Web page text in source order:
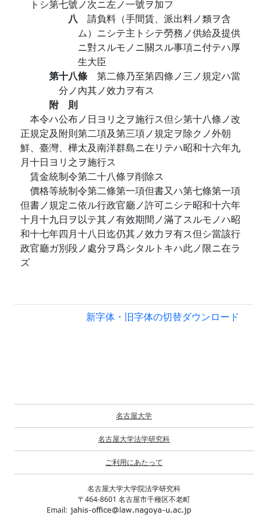
トシ第七號ノ次ニ左ノ一號ヲ加フ
八 請負料（手間賃、派出料ノ類ヲ含
ム）ニシテ主トシテ勞務ノ供給及提供
ニ對スルモノニ關スル事項ニ付テハ厚
生大臣
第十八條 第二條乃至第四條ノ三ノ規定ハ當
分ノ內其ノ效力ヲ有ス
附 則
本令ハ公布ノ日ヨリ之ヲ施行ス但シ第十八條ノ改
正規定及附則第二項及第三項ノ規定ヲ除クノ外朝
鮮、臺灣、樺太及南洋群島ニ在リテハ昭和十六年九
月十日ヨリ之ヲ施行ス
賃金統制令第二十八條ヲ削除ス
價格等統制令第二條第一項但書又ハ第七條第一項
但書ノ規定ニ依ル行政官廳ノ許可ニシテ昭和十六年
十月十九日ヲ以テ其ノ有效期間ノ滿了スルモノハ昭
和十七年四月十八日迄仍其ノ效力ヲ有ス但シ當該行
政官廳ガ別段ノ處分ヲ爲シタルトキハ此ノ限ニ在ラ
ズ
新字体・旧字体の切替ダウンロード
名古屋大学
名古屋大学法学研究科
ご利用にあたって
名古屋大学大学院法学研究科
〒464-8601 名古屋市千種区不老町
Email: